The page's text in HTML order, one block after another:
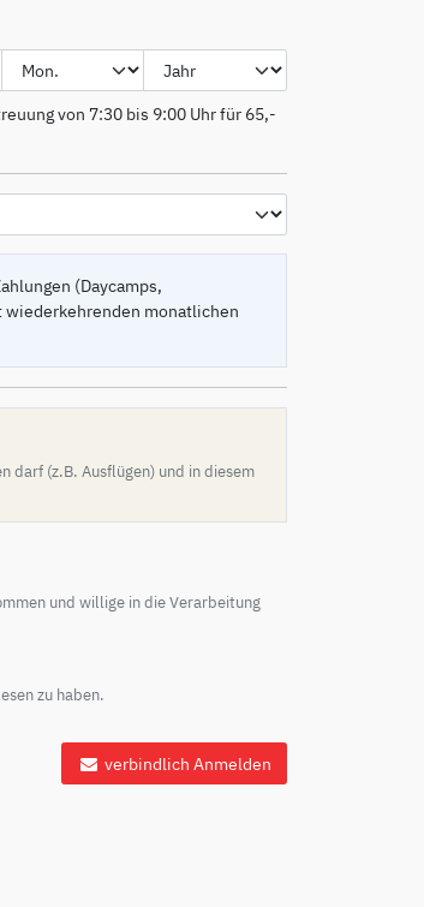
von 7:30 bis 9:00 Uhr für 65,-
(Daycamps,
wiederkehrenden monatlichen
darf (z.B. Ausflügen) und in diesem
und willige in die Verarbeitung
zu haben.
verbindlich Anmelden